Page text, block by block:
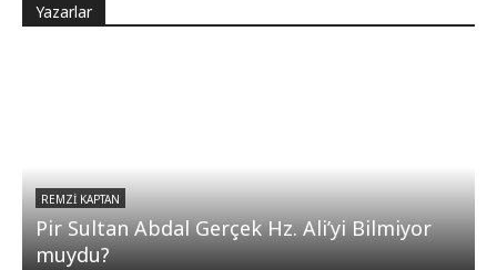
Yazarlar
REMZI KAPTAN
Pir Sultan Abdal Gerçek Hz. Ali’yi Bilmiyor
muydu?